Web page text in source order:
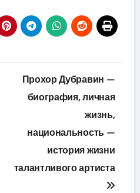
Прохор Дубравин —
биография, личная
жизнь,
национальность —
история жизни
талантливого артиста